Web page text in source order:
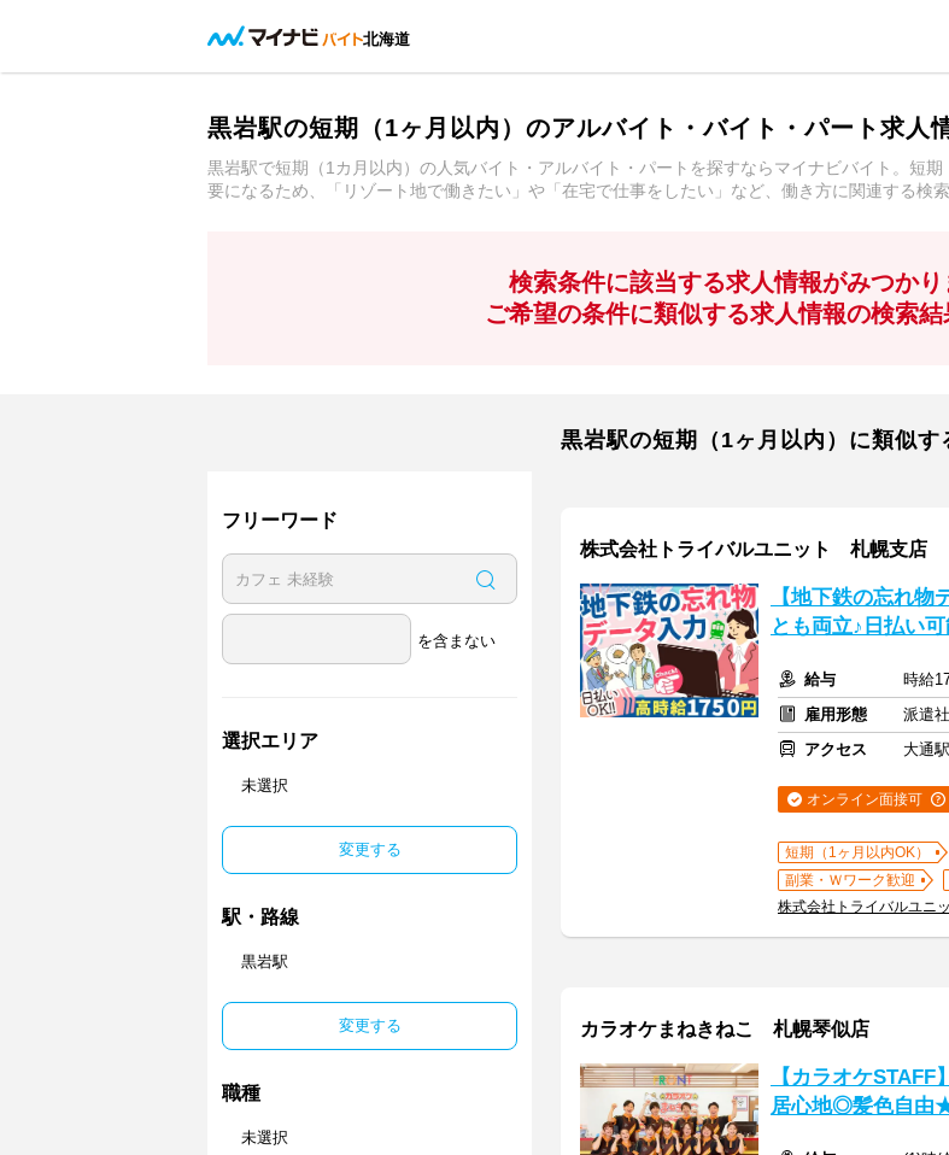
北海道
黒岩駅の短期（1ヶ月以内）のアルバイト・バイト・パート求人
黒岩駅で短期（1カ月以内）の人気バイト・アルバイト・パートを探すならマイナビバイト。短
要になるため、「リゾート地で働きたい」や「在宅で仕事をしたい」など、働き方に関連する検
検索条件に該当する求人情報がみつかり
ご希望の条件に類似する求人情報の検索結
フリーワード
を含まない
選択エリア
未選択
変更する
駅・路線
黒岩駅
変更する
職種
未選択
黒岩駅の短期（1ヶ月以内）に類似す
株式会社トライバルユニット 札幌支店
【地下鉄の忘れ
とも両立♪日払い
給与
時給
雇用形態
派遣
アクセス
大通駅
オンライン面接可
短期（1ヶ月以内OK）
副業・Ｗワーク歓迎
株式会社トライバルユニ
カラオケまねきねこ 札幌琴似店
【カラオケ
居心地◎髪色自由